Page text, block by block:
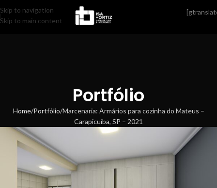
Skip to navigation
Skip to main content
Portfólio
Home Portfólio Marcenaria: Armários para cozinha do Mateus –
Carapicuíba, SP – 2021